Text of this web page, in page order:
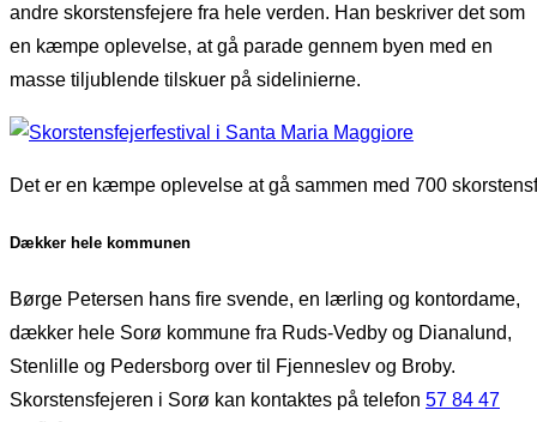
andre skorstensfejere fra hele verden. Han beskriver det som
en kæmpe oplevelse, at gå parade gennem byen med en
masse tiljublende tilskuer på sidelinierne.
Det er en kæmpe oplevelse at gå sammen med 700
Dækker hele kommunen
Børge Petersen hans fire svende, en lærling og kontordame,
dækker hele Sorø kommune fra Ruds-Vedby og Dianalund,
Stenlille og Pedersborg over til Fjenneslev og Broby.
Skorstensfejeren i Sorø kan kontaktes på telefon 57 84 47